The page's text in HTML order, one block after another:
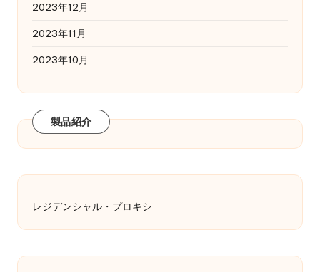
2023年12月
2023年11月
2023年10月
製品紹介
レジデンシャル・プロキシ